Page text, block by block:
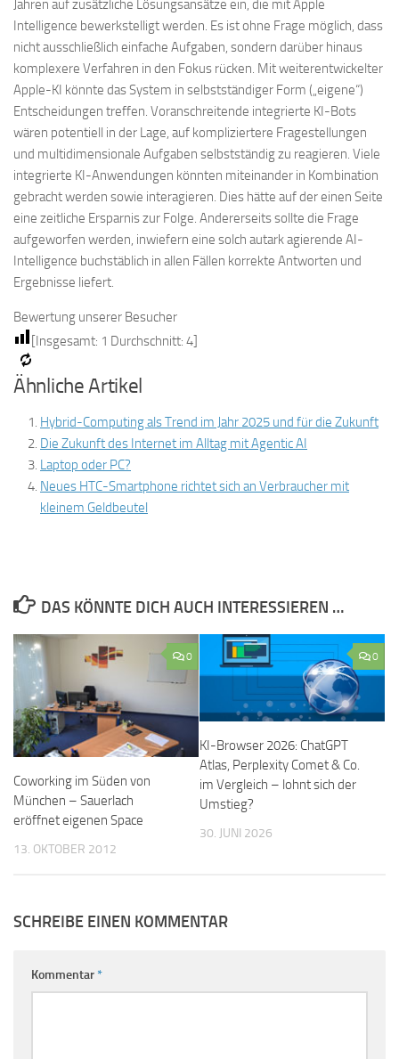
Jahren auf zusätzliche Lösungsansätze ein, die mit Apple
Intelligence bewerkstelligt werden. Es ist ohne Frage möglich, dass
nicht ausschließlich einfache Aufgaben, sondern darüber hinaus
komplexere Verfahren in den Fokus rücken. Mit weiterentwickelter
Apple-KI könnte das System in selbstständiger Form („eigene“)
Entscheidungen treffen. Voranschreitende integrierte KI-Bots
wären potentiell in der Lage, auf kompliziertere Fragestellungen
und multidimensionale Aufgaben selbstständig zu reagieren. Viele
integrierte KI-Anwendungen könnten miteinander in Kombination
gebracht werden sowie interagieren. Dies hätte auf der einen Seite
eine zeitliche Ersparnis zur Folge. Andererseits sollte die Frage
aufgeworfen werden, inwiefern eine solch autark agierende AI-
Intelligence buchstäblich in allen Fällen korrekte Antworten und
Ergebnisse liefert.
Bewertung unserer Besucher
[Insgesamt: 1 Durchschnitt: 4]
Ähnliche Artikel
Hybrid-Computing als Trend im Jahr 2025 und für die Zukunft
Die Zukunft des Internet im Alltag mit Agentic AI
Laptop oder PC?
Neues HTC-Smartphone richtet sich an Verbraucher mit
kleinem Geldbeutel
DAS KÖNNTE DICH AUCH INTERESSIEREN …
0
Coworking im Süden von
München – Sauerlach
eröffnet eigenen Space
13. OKTOBER 2012
0
KI-Browser 2026: ChatGPT
Atlas, Perplexity Comet & Co.
im Vergleich – lohnt sich der
Umstieg?
30. JUNI 2026
SCHREIBE EINEN KOMMENTAR
Kommentar*